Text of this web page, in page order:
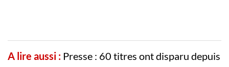
A lire aussi : Presse : 60 titres ont disparu depuis